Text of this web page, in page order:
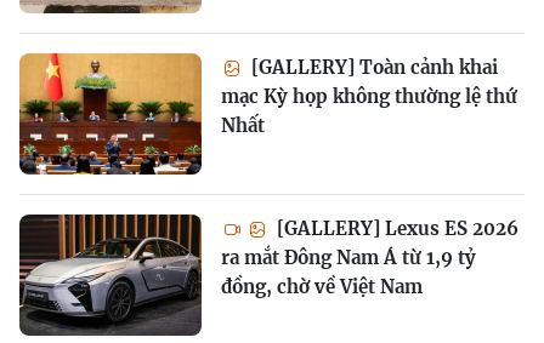
[GALLERY] Toàn cảnh khai
mạc Kỳ họp không thường lệ thứ
Nhất
[GALLERY] Lexus ES 2026
ra mắt Đông Nam Á từ 1,9 tỷ
đồng, chờ về Việt Nam